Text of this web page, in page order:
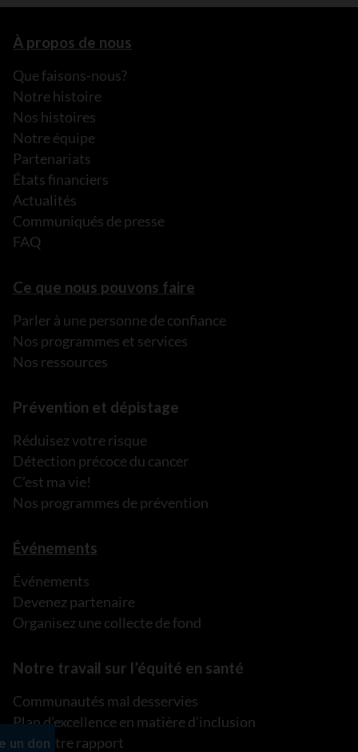
À propos de nous
Que faisons-nous?
Notre histoire
Nos histoires
Notre équipe
Partenariats
États financiers
Actualités
Communiqués de presse
FAQ
Ce que nous pouvons faire
Parler à une personne de confiance
Nos programmes et services
Nos ressources
Prévention et dépistage
Réduisez votre risque
Détection précoce du cancer
C’est ma vie!
Nos programmes de prévention
Événements
Événements
Devenez partenaire
Organisez une collecte de fond
Notre travail sur l’équité en santé
Communautés mal desservies
Plan d’excellence en matière d’inclusion
Lire notre rapport